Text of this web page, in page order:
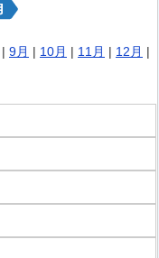
| 9月 | 10月 | 11月 | 12月 |